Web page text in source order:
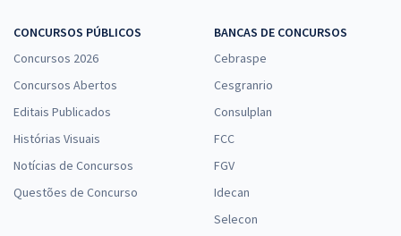
CONCURSOS PÚBLICOS
Concursos 2026
Concursos Abertos
Editais Publicados
Histórias Visuais
Notícias de Concursos
Questões de Concurso
BANCAS DE CONCURSOS
Cebraspe
Cesgranrio
Consulplan
FCC
FGV
Idecan
Selecon